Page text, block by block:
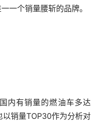
一个销量腰斩的品牌。
内有销量的燃油车多达
销量TOP30作为分析对